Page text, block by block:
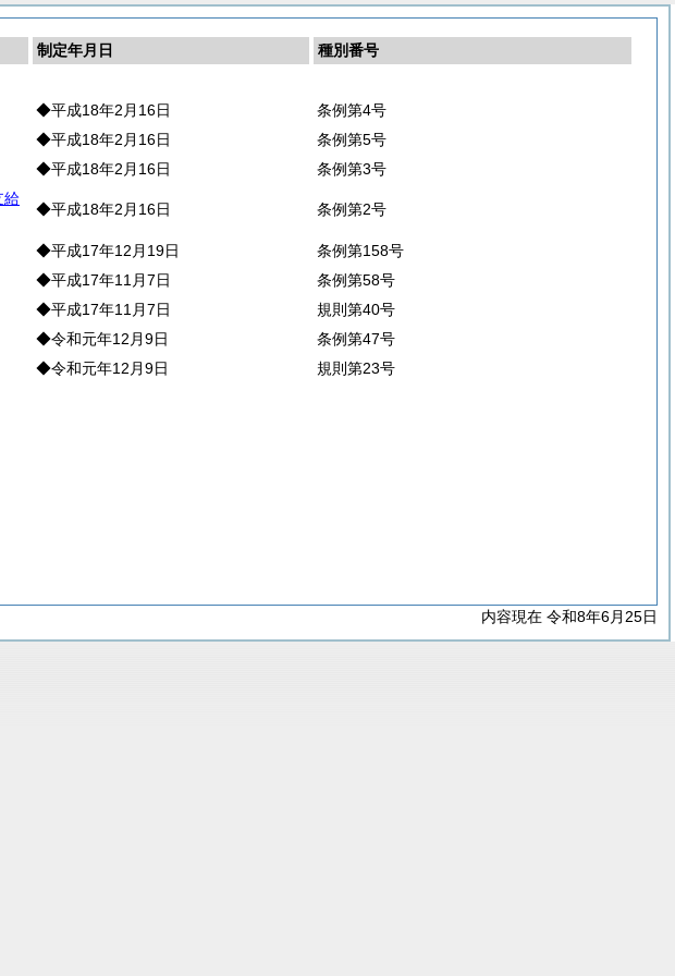
制定年月日
種別番号
◆平成18年2月16日
条例第4号
◆平成18年2月16日
条例第5号
◆平成18年2月16日
条例第3号
給
◆平成18年2月16日 条例第2号
◆平成17年12月19日
条例第158号
◆平成17年11月7日
条例第58号
◆平成17年11月7日
規則第40号
◆令和元年12月9日
条例第47号
◆令和元年12月9日 規則第23号
内容現在 令和8年6月25日